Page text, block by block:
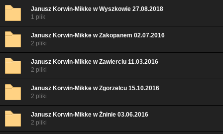
Janusz Korwin-Mikke w Wyszkowie 27.08.2018
1 plik
Janusz Korwin-Mikke w Zakopanem 02.07.2016
2 pliki
Janusz Korwin-Mikke w Zawierciu 11.03.2016
2 pliki
Janusz Korwin-Mikke w Zgorzelcu 15.10.2016
2 pliki
Janusz Korwin-Mikke w Żninie 03.06.2016
2 pliki